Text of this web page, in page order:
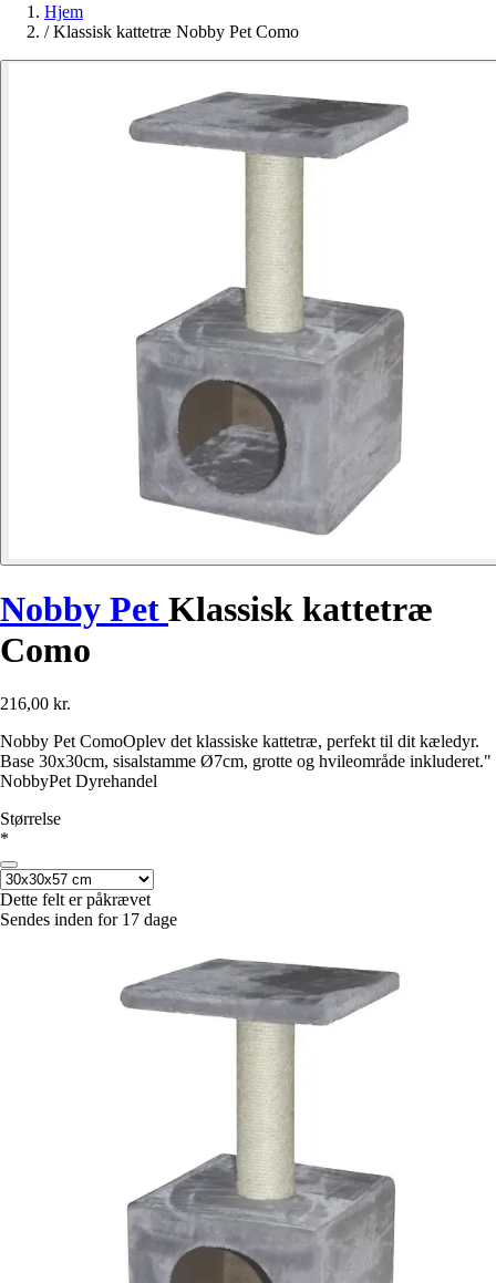
Hjem
/ Klassisk kattetræ Nobby Pet Como
Nobby Pet Klassisk kattetræ
Como
216,00 kr.
Nobby Pet ComoOplev det klassiske kattetræ, perfekt til dit kæledyr.
Base 30x30cm, sisalstamme Ø7cm, grotte og hvileområde inkluderet."
NobbyPet Dyrehandel
Størrelse
*
Dette felt er påkrævet
Sendes inden for 17 dage